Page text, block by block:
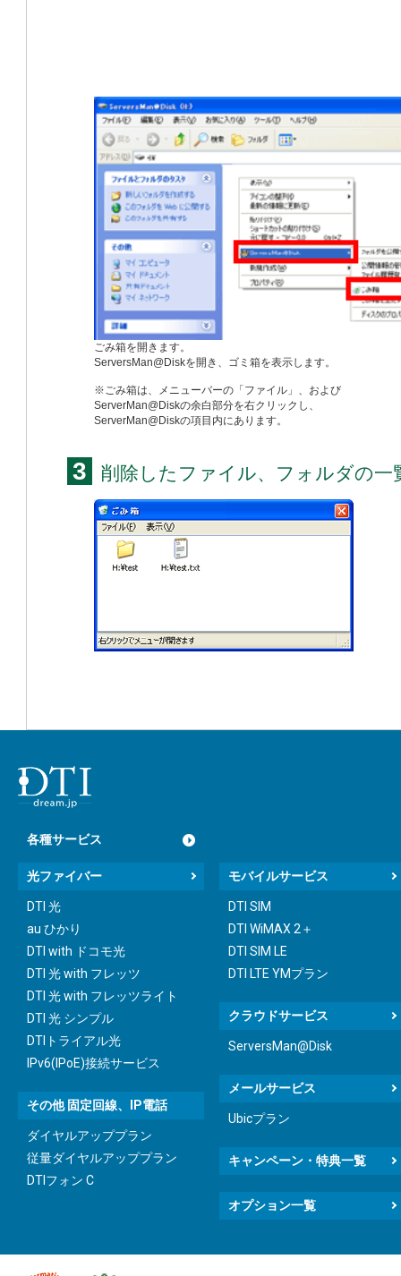
ごみ箱を開きます。
ServersMan@Diskを開き、ゴミ箱を表示します。
※ごみ箱は、メニューバーの「ファイル」、および
ServerMan@Diskの余白部分を右クリックし、
ServerMan@Diskの項目内にあります。
3 削除したファイル、フォルダの一
各種サービス
光ファイバー
DTI 光
au ひかり
DTI with ドコモ光
DTI 光 with フレッツ
DTI 光 with フレッツライト
DTI 光 シンプル
DTIトライアル光
IPv6(IPoE)接続サービス
その他 固定回線、IP電話
ダイヤルアッププラン
従量ダイヤルアッププラン
DTIフォン C
モバイルサービス
DTI SIM
DTI WiMAX 2＋
DTI SIM LE
DTI LTE YMプラン
クラウドサービス
ServersMan@Disk
メールサービス
Ubicプラン
キャンペーン・特典一覧
オプション一覧